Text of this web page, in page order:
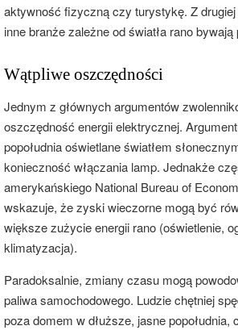
aktywność fizyczną czy turystykę. Z
inne branże zależne od światła rano
Wątpliwe oszczędności
Jednym z głównych argumentów
oszczędność energii elektrycznej.
popołudnia oświetlane światłem
konieczność włączania lamp. Jednakże
amerykańskiego National Bureau of
wskazuje, że zyski wieczorne mogą być
większe zużycie energii rano (oświetlenie,
klimatyzacja).
Paradoksalnie, zmiany czasu mogą
paliwa samochodowego. Ludzie chętniej
poza domem w dłuższe, jasne popołudnia,